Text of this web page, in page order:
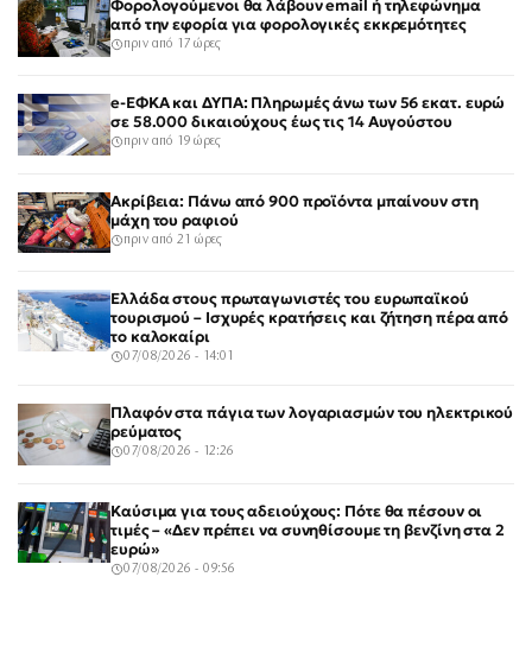
Φορολογούμενοι θα λάβουν email ή τηλεφώνημα
από την εφορία για φορολογικές εκκρεμότητες
πριν από 17 ώρες
e-ΕΦΚΑ και ΔΥΠΑ: Πληρωμές άνω των 56 εκατ. ευρώ
σε 58.000 δικαιούχους έως τις 14 Αυγούστου
πριν από 19 ώρες
Ακρίβεια: Πάνω από 900 προϊόντα μπαίνουν στη
μάχη του ραφιού
πριν από 21 ώρες
Ελλάδα στους πρωταγωνιστές του ευρωπαϊκού
τουρισμού – Ισχυρές κρατήσεις και ζήτηση πέρα από
το καλοκαίρι
07/08/2026 - 14:01
Πλαφόν στα πάγια των λογαριασμών του ηλεκτρικού
ρεύματος
07/08/2026 - 12:26
Καύσιμα για τους αδειούχους: Πότε θα πέσουν οι
τιμές – «Δεν πρέπει να συνηθίσουμε τη βενζίνη στα 2
ευρώ»
07/08/2026 - 09:56